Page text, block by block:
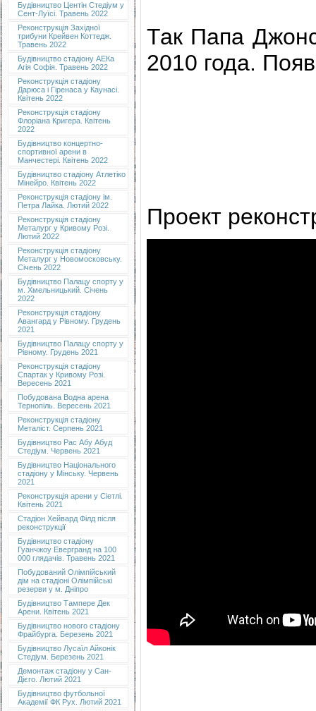
Будівництво Центін Стедіум у
Сент-Луїсі. Травень 2022
Реконструкція Західної
трибуни Крейвен Коттедж.
Травень 2022
Будівництво стадіону АЕКа
Агія Софія. Травень 2022
Реконструкція стадіону
Дарюса і Гіренаса у Каунасі.
Квітень 2022
Реконструкція стадіону
Флоріана Кригера. Квітень
2022
Будівництво концертно-
спортивної арени в
Манчестері. Квітень 2022
Будівництво стадіону Атлетіко
Мінейро. Квітень 2022
Реконструкція стадіону ім.
Петра Лайка. Лютий 2022
Реконструкція стадіону
Металург у Кривому Розі.
Лютий 2022
Реконструкція стадіону
Металург у Новомосковську.
Січень 2022
Будівництво Палацу спорту у
м. Хмельницький. Січень
2022
Реконструкція стадіону
Авангард у Рівному. Грудень
2021
Будівництво Палацу спорту у
Рівному. Грудень 2021
Реконструкція стадіону
Спартак у Кривому Розі.
Вересень 2021
Побудована Водна арена
Тернопіль. Вересень 2021
Реконструкція стадіону
Металіст. Серпень 2021
Будівництво Рас Абу Абуд
Стедіум. Червень 2021
Будівництво Національного
стадіону у Мінську. Червень
2021
Реконструкція арени у Сіетлі.
Квітень 2021
Стадіон Хейвард Філд після
реконструкції
Будівництво стадіону
Гуанчжоу Евергранд на 100
000 глядачів. Травень 2021
Побудований Олімпійський
дім на стадіоні Олімпійські
резерви у м. Дніпро
Будівництво Тампере Дек
Арени. Квітень 2021
Будівництво нового стадіону
Фрайбурга. Березень 2021
Будівництво Лусаїл Айконік
Стедіум. Березень 2021
Демонтаж стадіону у Сан-
Дієго. Лютий 2021
Будівництво футбольної
Академії ФК Рух. Лютий 2021
Так Папа
2010 года.
Проект